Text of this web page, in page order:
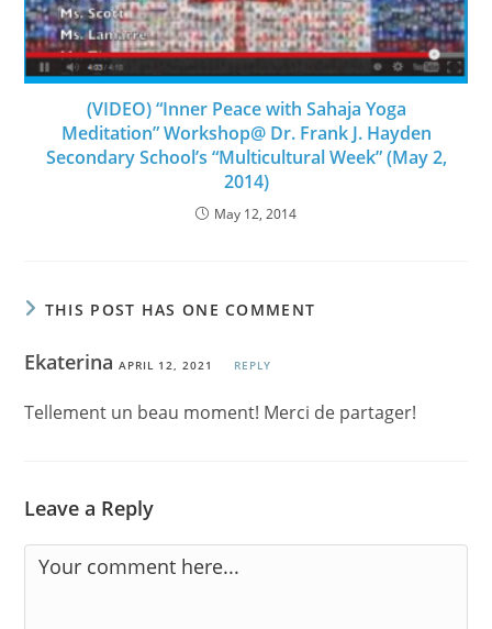
(VIDEO) “Inner Peace with Sahaja Yoga
Meditation” Workshop@ Dr. Frank J. Hayden
Secondary School’s “Multicultural Week” (May 2,
2014)
May 12, 2014
THIS POST HAS ONE COMMENT
EkaterinaAPRIL 12, 2021 REPLY
Tellement un beau moment! Merci de partager!
Leave a Reply
Comment